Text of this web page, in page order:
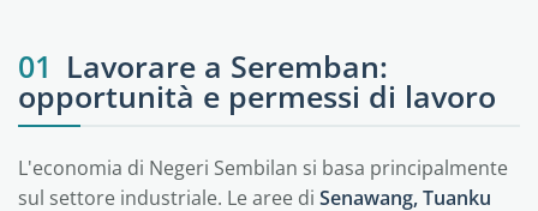
01 Lavorare a Seremban:
opportunità e permessi di lavoro
L'economia di Negeri Sembilan si basa principalmente
sul settore industriale. Le aree di Senawang, Tuanku